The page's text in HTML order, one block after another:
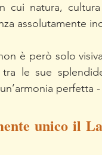
natura,
assolutamente
è però solo
le sue
perfetta
unico il